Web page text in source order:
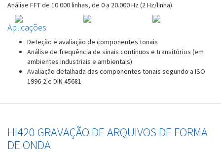
Análise FFT de 10.000 linhas, de 0 a 20.000 Hz (2 Hz/linha)
Aplicações
Deteção e avaliação de componentes tonais
Análise de frequência de sinais contínuos e transitórios (em
ambientes industriais e ambientais)
Avaliação detalhada das componentes tonais segundo a ISO
1996-2 e DIN 45681
HI420 GRAVAÇÃO DE ARQUIVOS DE FORMA
DE ONDA